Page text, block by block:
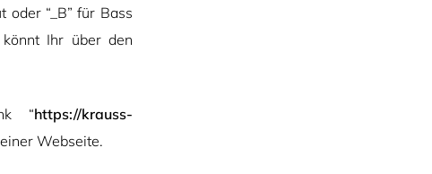
oder “_B” für Bass
Ihr über den
“https://krauss-
Webseite.